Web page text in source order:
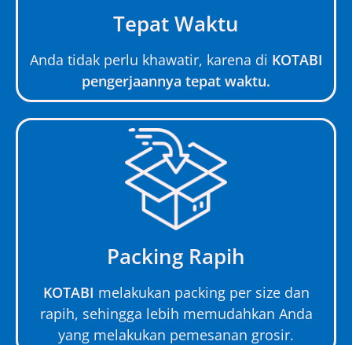
Tepat Waktu
Anda tidak perlu khawatir, karena di KOTABI
pengerjaannya tepat waktu.
Packing Rapih
KOTABI melakukan packing per size dan
rapih, sehingga lebih memudahkan Anda
yang melakukan pemesanan grosir.